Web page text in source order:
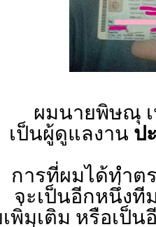
ผมนายพิษณุ เ
เป็นผู้ดูแลงาน ป
การที่ผมได้ทำต
จะเป็นอีกหนึ่งที
พิ่มเติม หรือเป็